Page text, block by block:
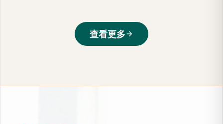
查看更多arrow_forward